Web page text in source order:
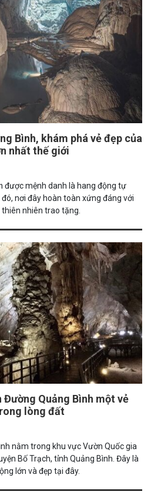
Bình, khám phá vẻ đẹp của
nhất thế giới
được mệnh danh là hang động tự
nơi đây hoàn toàn xứng đáng với
nhiên trao tặng.
Đường Quảng Bình một vẻ
lòng đất
nằm trong khu vực Vườn Quốc gia
Bố Trạch, tỉnh Quảng Bình. Đây là
lớn và đẹp tại đây.